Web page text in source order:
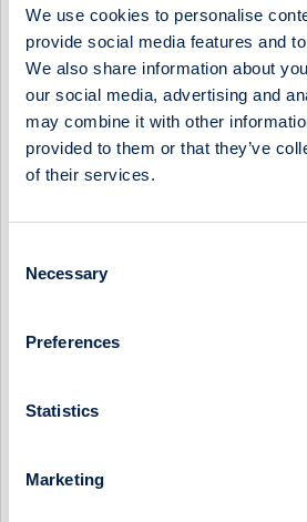
We use cookies to personalise
provide social media features and
We also share information about
our social media, advertising and
may combine it with other
provided to them or that they’ve
of their services.
Selection
Necessary
Preferences
Statistics
Marketing
8 Beslut om
a) fastställande av resultaträkning
koncernresultaträkning och
b) dispositioner beträffande bolagets
fastställda balansräkningen och beslut
för vinstutdelningen.
c) ansvarsfrihet åt styrelsen och
9 Bestämmande av antalet
11 Val av styrelseledamöter och
12 Val av revisor.
14 Beslut om bemyndigande för
riktad nyemission av aktier för
15 Stämmans avslutande.
556322-3782, ska offentliggöra enligt